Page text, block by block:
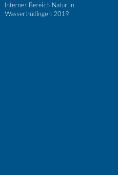
Interner Bereich Natur in
Wassertrüdingen 2019